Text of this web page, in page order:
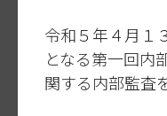
令和５年４月１
となる第一回内
関する内部監査